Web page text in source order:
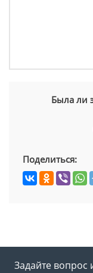
Была ли
Поделиться:
Задайте вопрос